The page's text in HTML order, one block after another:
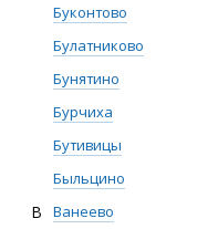
Буконтово
Булатниково
Бунятино
Бурчиха
Бутивицы
Быльцино
В
Ванеево